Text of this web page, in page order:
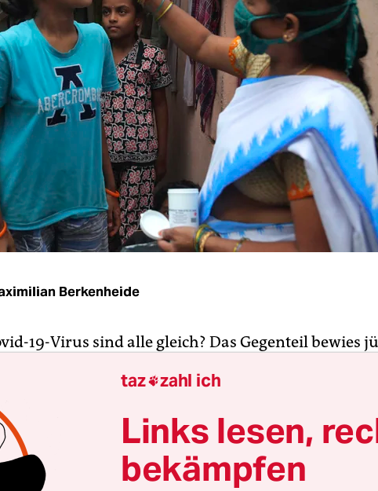
Berkenheide
19-Virus sind alle gleich? Das Gegenteil bewies
konnten. Im Gegensatz dazu leiden
stärker unter Corona. Doch die soziale
die Pandemiebekämpfung. Das istdas
die Hilfsorganisation Oxfam gemeinsam mit der
Development Finance International am
taz zahl ich
Links lesen,
bekämpfen